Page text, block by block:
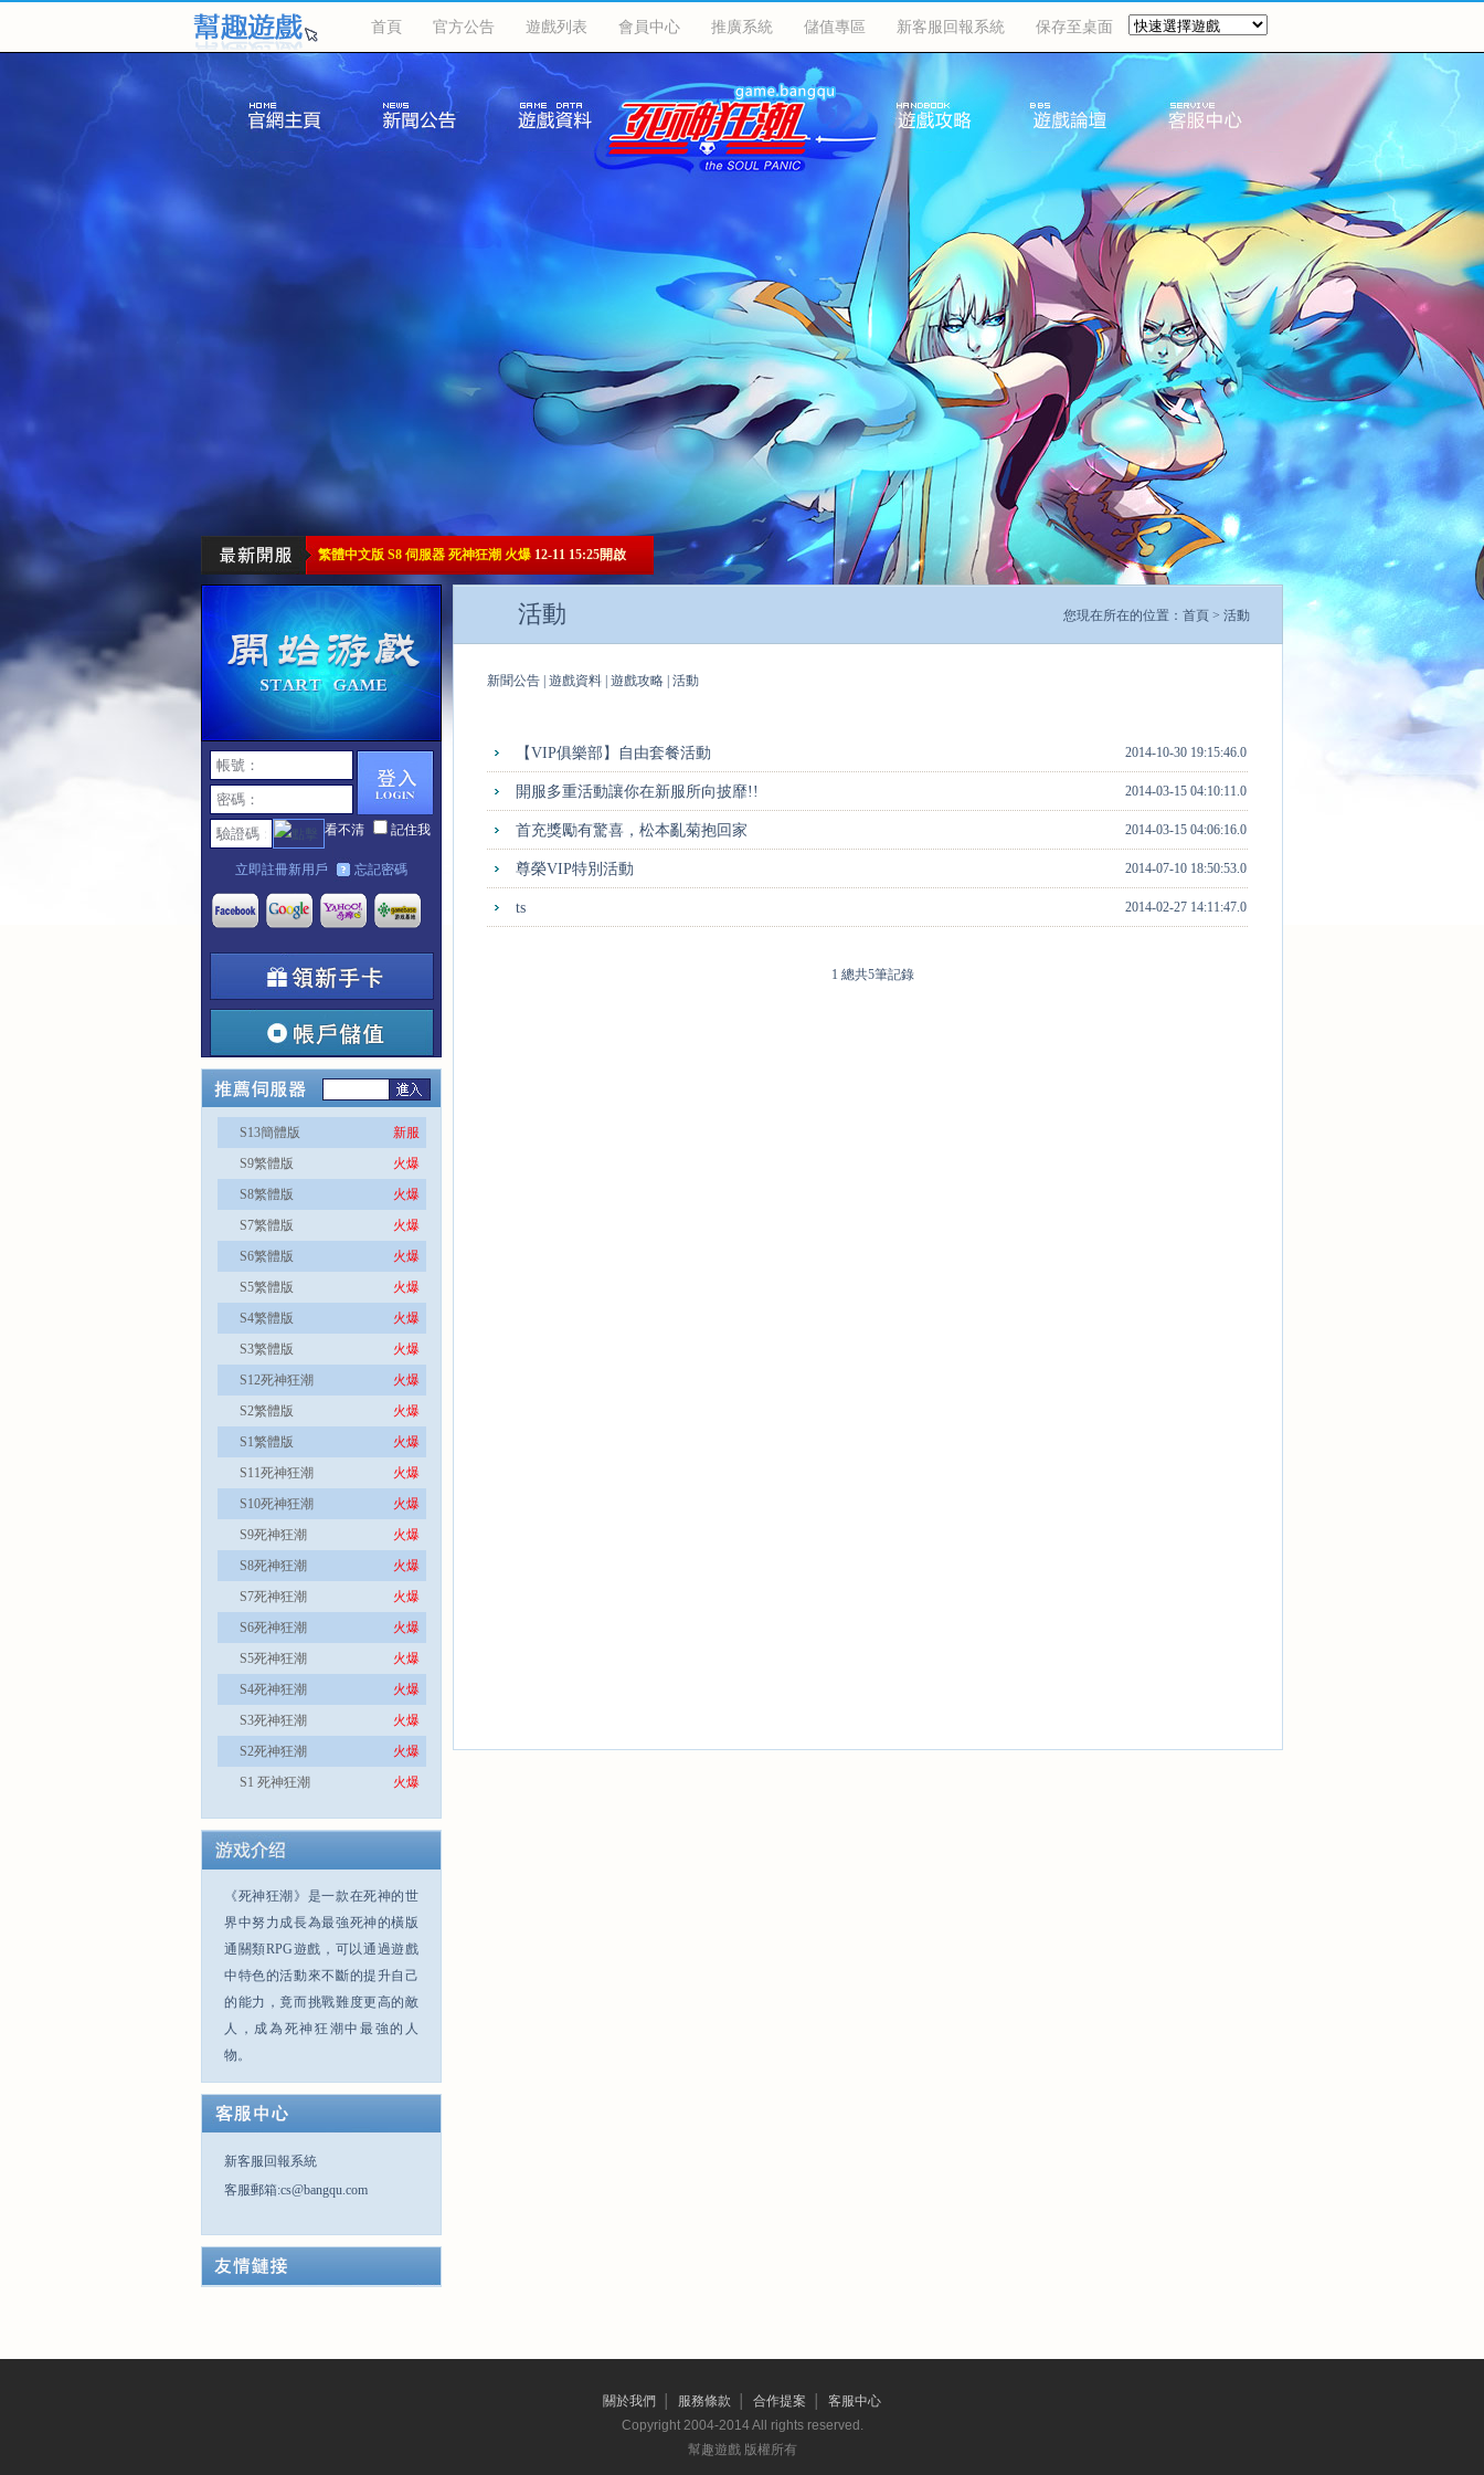
首頁 官方公告 遊戲列表 會員中心 推廣系統 儲值專區 新客服回報系統 保存至桌面
繁體中文版 S8 伺服器 死神狂潮 火爆 12-11 15:25開啟
看不清 記住我
忘記密碼
立即註冊新用戶
新服
S13簡體版
火爆
S9繁體版
火爆
S8繁體版
火爆
S7繁體版
火爆
S6繁體版
火爆
S5繁體版
火爆
S4繁體版
火爆
S3繁體版
火爆
S12死神狂潮
火爆
S2繁體版
火爆
S1繁體版
火爆
S11死神狂潮
火爆
S10死神狂潮
火爆
S9死神狂潮
火爆
S8死神狂潮
火爆
S7死神狂潮
火爆
S6死神狂潮
火爆
S5死神狂潮
火爆
S4死神狂潮
火爆
S3死神狂潮
火爆
S2死神狂潮
火爆
S1 死神狂潮
《死神狂潮》是一款在死神的世
界中努力成長為最強死神的橫版
通關類RPG遊戲，可以通過遊戲
中特色的活動來不斷的提升自己
的能力，竟而挑戰難度更高的敵
人，成為死神狂潮中最強的人
物。
新客服回報系統
客服郵箱:cs@bangqu.com
您現在所在的位置： 首頁 > 活動
活動
新聞公告 遊戲資料 遊戲攻略 活動
2014-10-30 19:15:46.0
【VIP俱樂部】自由套餐活動
2014-03-15 04:10:11.0
開服多重活動讓你在新服所向披靡!!
2014-03-15 04:06:16.0
首充獎勵有驚喜，松本亂菊抱回家
2014-07-10 18:50:53.0
尊榮VIP特別活動
2014-02-27 14:11:47.0
ts
1 總共5筆記錄
關於我們 服務條款 合作提案
客服中心
Copyright 2004-2014 All rights reserved.
幫趣遊戲 版權所有